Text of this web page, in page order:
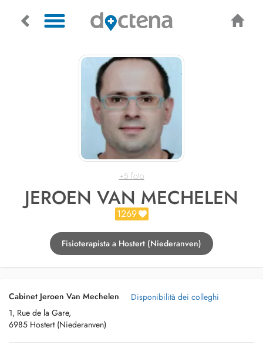
+5 foto
JEROEN VAN MECHELEN
1269
Fisioterapista a Hostert (Niederanven)
Cabinet Jeroen Van Mechelen
1, Rue de la Gare,
6985 Hostert (Niederanven)
Disponibilità dei colleghi